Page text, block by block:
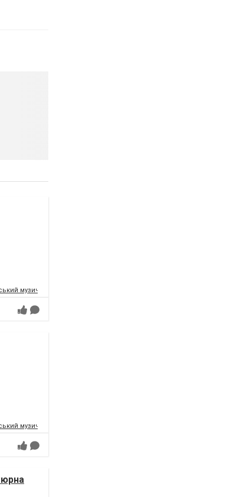
музично-драматичний театр ім.Т.Г.Шевченка
музично-драматичний театр ім.Т.Г.Шевченка